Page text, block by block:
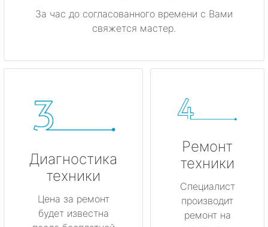
За час до согласованного времени с Вами
свяжется мастер.
Диагностика
техники
Цена за ремонт
будет известна
Ремонт
техники
Специалист
производит
ремонт на